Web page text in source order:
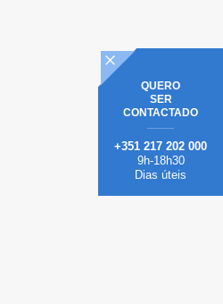
QUERO
SER
CONTACTADO
+351 217 202 000
9h-18h30
Dias úteis